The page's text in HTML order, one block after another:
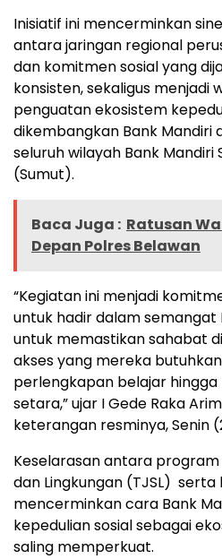
Inisiatif ini mencerminkan
antara jaringan regional
dan komitmen sosial yang
konsisten, sekaligus menjadi
penguatan ekosistem
dikembangkan Bank Mandiri
seluruh wilayah Bank
(Sumut).
Baca Juga : Ratusan
Depan Polres Belawan
“Kegiatan ini menjadi
untuk hadir dalam semangat
untuk memastikan sahabat
akses yang mereka
perlengkapan belajar
setara,” ujar I Gede Raka
keterangan resminya, Senin
Keselarasan antara
dan Lingkungan (TJSL) serta
mencerminkan cara Bank
kepedulian sosial sebagai
saling memperkuat.